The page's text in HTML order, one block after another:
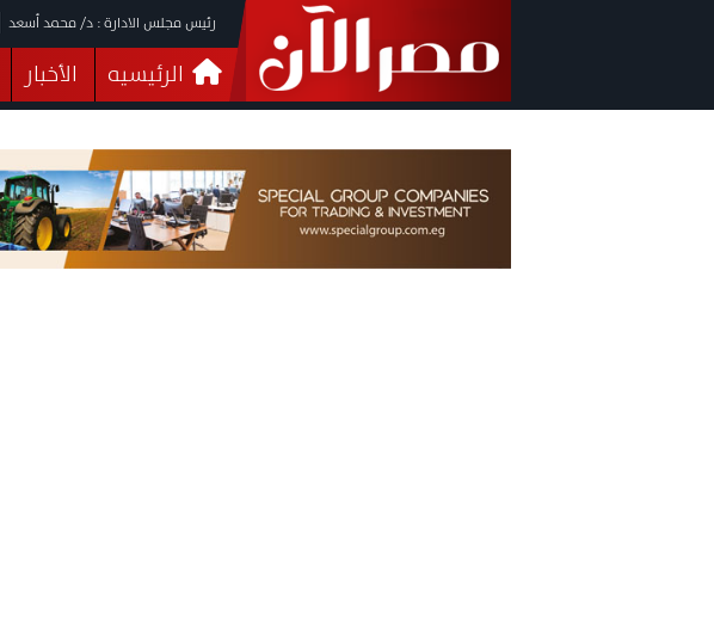
رئيس مجلس الادارة : د/ محمد أسعد
الرئيسيه الأخبار
فيديوهات
البرلمان